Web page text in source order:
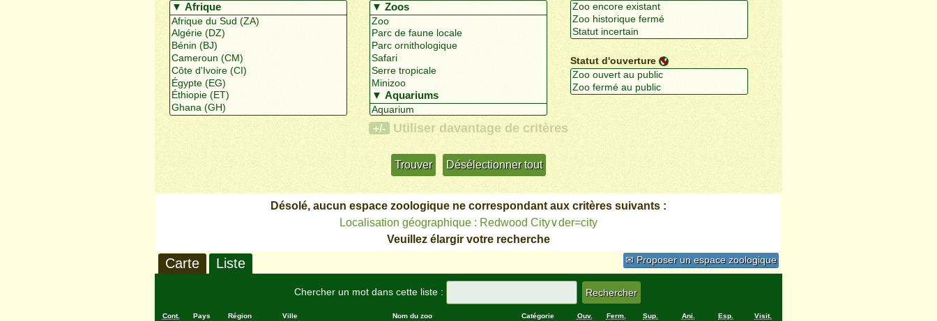
Statut d'ouverture
+/- Utiliser davantage de critères
Désolé, aucun espace zoologique ne correspondant aux critères suivants :
Localisation géographique : Redwood City∨der=city
Veuillez élargir votre recherche
✉ Proposer un espace zoologique
Carte Liste
Chercher un mot dans cette liste :
Cont.
Pays
Région
Ville
Nom du zoo
Catégorie
Ouv.
Ferm.
Sup.
Ani.
Esp.
Visit.